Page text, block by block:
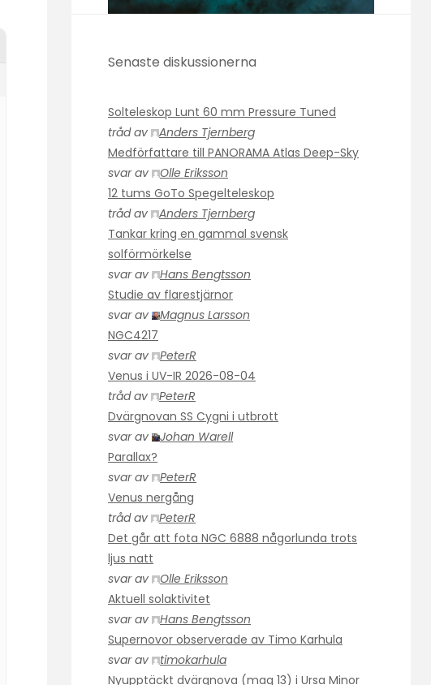
Senaste diskussionerna
Solteleskop Lunt 60 mm Pressure Tuned
tråd av
Anders Tjernberg
Medförfattare till PANORAMA Atlas Deep-Sky
svar av
Olle Eriksson
12 tums GoTo Spegelteleskop
tråd av
Anders Tjernberg
Tankar kring en gammal svensk
solförmörkelse
svar av
Hans Bengtsson
Studie av flarestjärnor
svar av
Magnus Larsson
NGC4217
svar av
PeterR
Venus i UV-IR 2026-08-04
tråd av
PeterR
Dvärgnovan SS Cygni i utbrott
svar av
Johan Warell
Parallax?
svar av
PeterR
Venus nergång
tråd av
PeterR
Det går att fota NGC 6888 någorlunda trots
ljus natt
svar av
Olle Eriksson
Aktuell solaktivitet
svar av
Hans Bengtsson
Supernovor observerade av Timo Karhula
svar av
timokarhula
Nyupptäckt dvärgnova (mag 13) i Ursa Minor